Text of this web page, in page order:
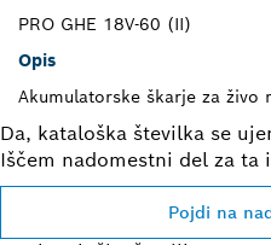
PRO GHE 18V-60 (II)
Opis
Akumulatorske škarje za živo
Da, kataloška številka se
Iščem nadomestni del za ta
Pojdi na